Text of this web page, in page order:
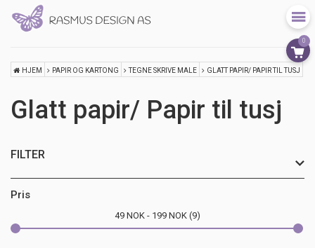
0
HJEM PAPIR OG KARTONG TEGNE SKRIVE MALE GLATT PAPIR/ PAPIR TIL TUSJ
Glatt papir/ Papir til tusj
FILTER
Pris
49 NOK 199 NOK 9